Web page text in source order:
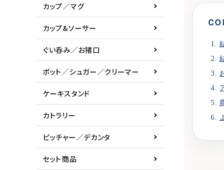
カップ／マグ
カップ&ソーサー
ぐい呑み／お猪口
ポット／シュガー／クリーマー
ケーキスタンド
カトラリー
ピッチャー／デカンタ
セット商品